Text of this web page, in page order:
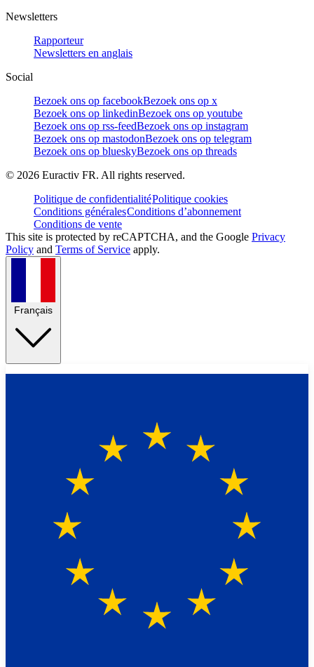
Newsletters
Rapporteur
Newsletters en anglais
Social
Bezoek ons op facebookBezoek ons op x
Bezoek ons op linkedinBezoek ons op youtube
Bezoek ons op rss-feedBezoek ons op instagram
Bezoek ons op mastodonBezoek ons op telegram
Bezoek ons op blueskyBezoek ons op threads
© 2026 Euractiv FR. All rights reserved.
Politique de confidentialitéPolitique cookies
Conditions généralesConditions d’abonnement
Conditions de vente
This site is protected by reCAPTCHA, and the Google Privacy
Policy and Terms of Service apply.
Français